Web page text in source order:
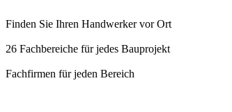
Finden Sie Ihren Handwerker vor Ort
26 Fachbereiche für jedes Bauprojekt
Fachfirmen für jeden Bereich